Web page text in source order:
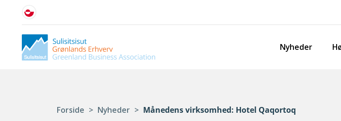
Nyheder
Forside > Nyheder > Månedens virksomhed: Hotel Qaqortoq